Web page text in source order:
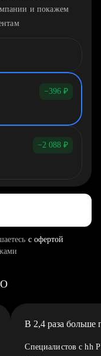
и покажем
−396 ₽
−2 088 ₽
с офертой
В 2,4 раза больше
Специалистов с hh